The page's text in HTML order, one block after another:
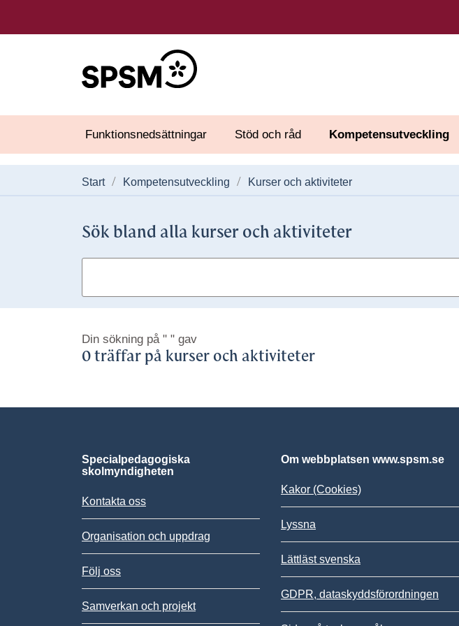
Funktionsnedsättningar Stöd och råd Kompetensutveckling
Start Kompetensutveckling Kurser och aktiviteter
Sök bland alla kurser och aktiviteter
Din sökning på " " gav
0 träffar på kurser och aktiviteter
Specialpedagogiska
skolmyndigheten
Kontakta oss
Organisation och uppdrag
Följ oss
Samverkan och projekt
Om webbplatsen www.spsm.se
Kakor (Cookies)
Lyssna
Lättläst svenska
GDPR, dataskyddsförordningen